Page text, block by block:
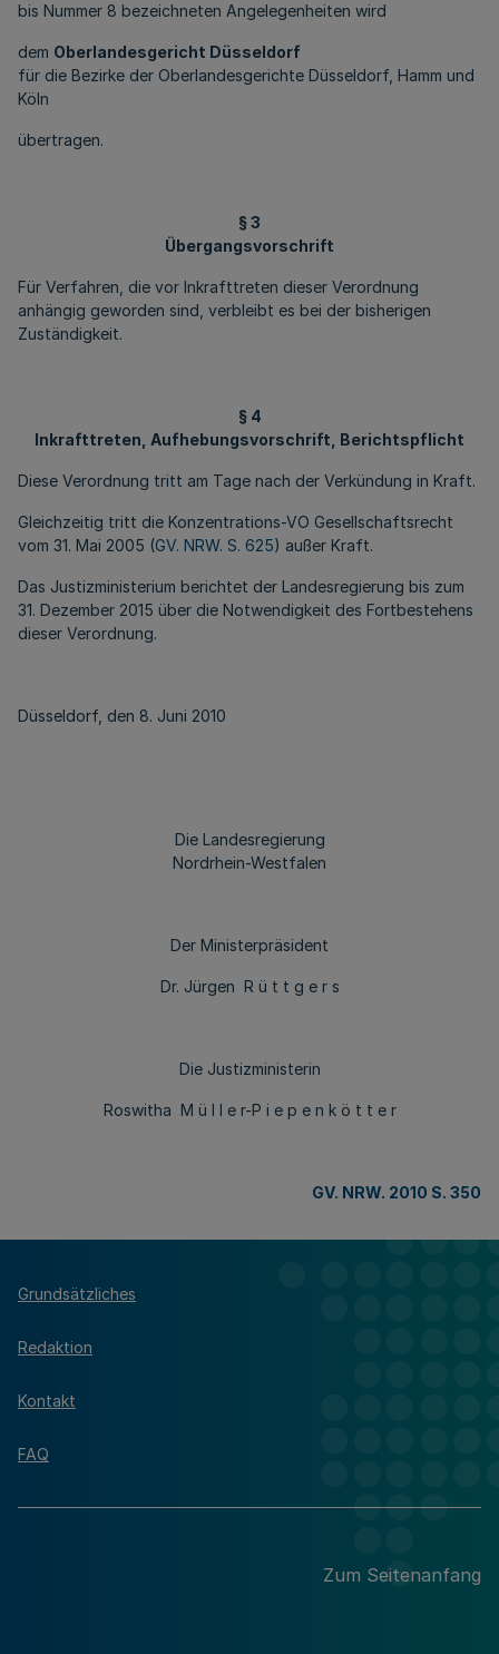
bis Nummer 8 bezeichneten Angelegenheiten wird
dem Oberlandesgericht Düsseldorf
für die Bezirke der Oberlandesgerichte Düsseldorf, Hamm und
Köln
übertragen.
§ 3
Übergangsvorschrift
Für Verfahren, die vor Inkrafttreten dieser Verordnung
anhängig geworden sind, verbleibt es bei der bisherigen
Zuständigkeit.
§ 4
Inkrafttreten, Aufhebungsvorschrift, Berichtspflicht
Diese Verordnung tritt am Tage nach der Verkündung in Kraft.
Gleichzeitig tritt die Konzentrations-VO Gesellschaftsrecht
vom 31. Mai 2005 (GV. NRW. S. 625) außer Kraft.
Das Justizministerium berichtet der Landesregierung bis zum
31. Dezember 2015 über die Notwendigkeit des Fortbestehens
dieser Verordnung.
Düsseldorf, den 8. Juni 2010
Die Landesregierung
Nordrhein-Westfalen
Der Ministerpräsident
Dr. Jürgen R ü t t g e r s
Die Justizministerin
Roswitha M ü l l e r-P i e p e n k ö t t e r
GV. NRW. 2010 S. 350
Grundsätzliches
Redaktion
Kontakt
FAQ
Zum Seitenanfang